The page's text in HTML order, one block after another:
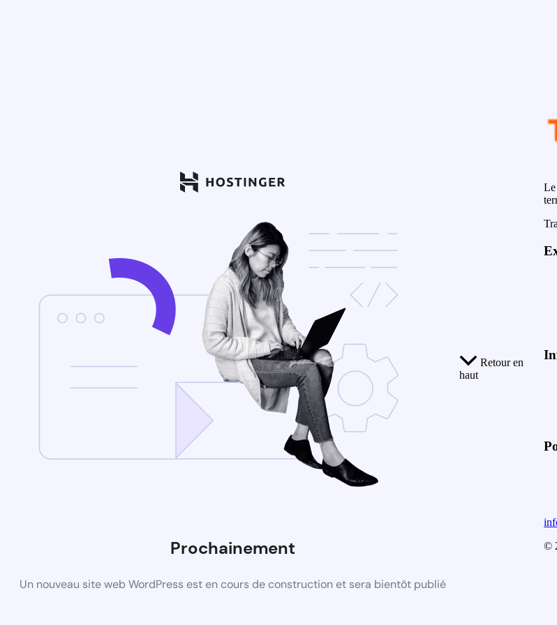
Prochainement
Un nouveau site web WordPress est en cours de construction et sera bientôt publié
Retour en
haut
Le
©